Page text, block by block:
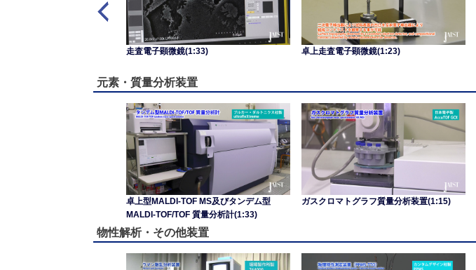
走査電子顕微鏡(1:33) 卓上走査電子顕微鏡(1:23)
元素・質量分析装置
卓上型MALDI-TOF MS及びタンデム型
MALDI-TOF/TOF 質量分析計(1:33)
ガスクロマトグラフ質量分析装置(1:15)
物性解析・その他装置